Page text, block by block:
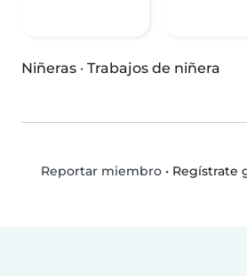
Niñeras · Trabajos de niñera
Reportar miembro• Regístrate